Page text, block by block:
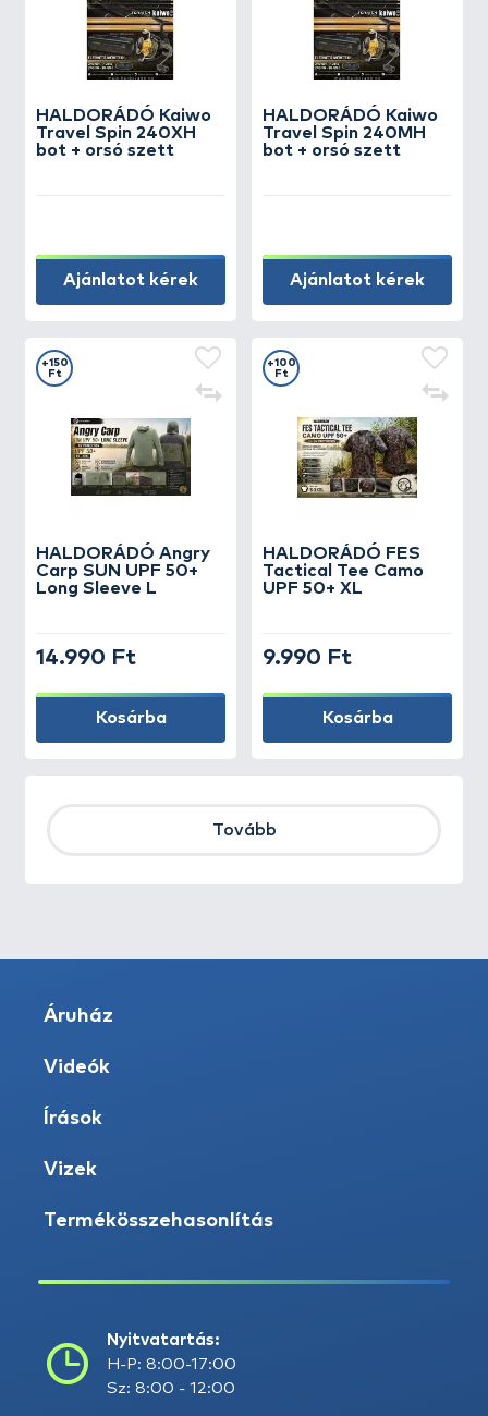
HALDORÁDÓ Kaiwo
Travel Spin 240XH
bot + orsó szett
Ajánlatot kérek
HALDORÁDÓ Kaiwo
Travel Spin 240MH
bot + orsó szett
Ajánlatot kérek
HALDORÁDÓ Angry
Carp SUN UPF 50+
Long Sleeve L
+150
Ft
14.990 Ft
Kosárba
HALDORÁDÓ FES
Tactical Tee Camo
UPF 50+ XL
+100
Ft
9.990 Ft
Kosárba
Tovább
Áruház
Videók
Írások
Vizek
Termékösszehasonlítás
Nyitvatartás:
H-P: 8:00-17:00
Sz: 8:00 - 12:00